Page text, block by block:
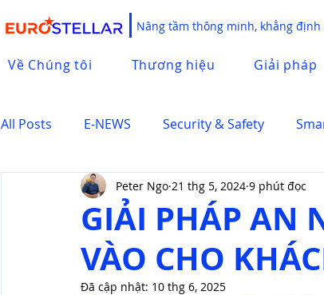
Nâng tầm thông minh, khẳng
Về Chúng tôi Thương hiệu Giải pháp
All Posts E-NEWS Security & Safety
GIẢI PHÁP AN
VÀO CHO
Peter Ngo 21 thg 5, 2024 9 phút đọc
Đã cập nhật: 10 thg 6, 2025